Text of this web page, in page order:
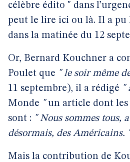
célèbre édito " dans
peut le lire ici ou là. Il a pu
dans la matinée du 12
Or, Bernard Kouchner a
Poulet que " le soir même
11 septembre), il a rédigé "
Monde "un article dont les
sont : " Nous sommes tous,
désormais, des Américains.
Mais la contribution de